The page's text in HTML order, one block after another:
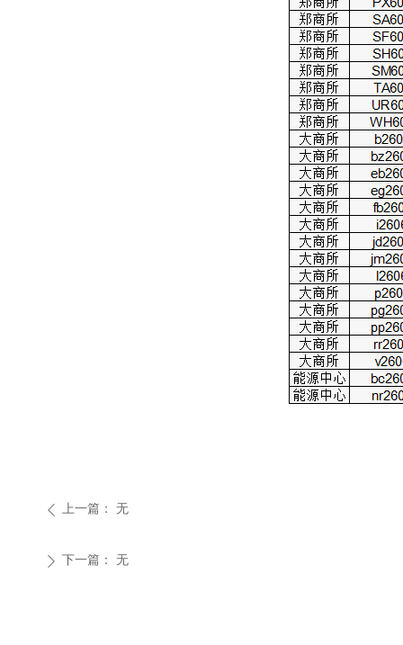
ꄴ 上一篇： 无
ꄲ 下一篇： 无